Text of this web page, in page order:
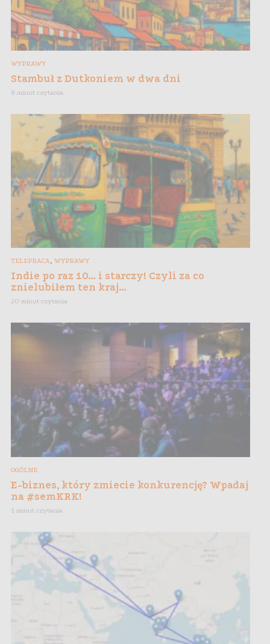
WYPRAWY
Stambuł z Dutkoniem w dwa dni
8 minut czytania
TELEPRACA, WYPRAWY
Indie po raz 10… i starczy! Czyli za co
znielubiłem ten kraj…
20 minut czytania
OGÓLNE
E-biznes, który zmiecie konkurencję? Wpadaj
na #semKRK!
1 minut czytania